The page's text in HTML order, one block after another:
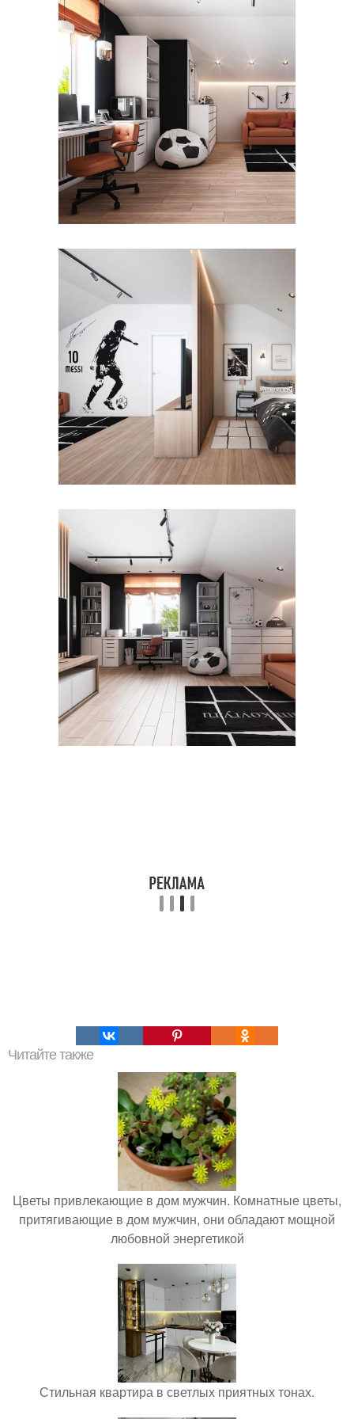
Читайте также
Цветы привлекающие в дом мужчин. Комнатные цветы,
притягивающие в дом мужчин, они обладают мощной
любовной энергетикой
Стильная квартира в светлых приятных тонах.